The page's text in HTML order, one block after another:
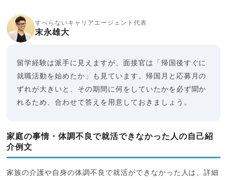
すべらないキャリアエージェント代表
末永雄大
留学経験は派手に見えますが、面接官は「帰国後すぐに
就職活動を始めたか」も見ています。帰国月と応募月の
ずれが大きいと、その期間に何をしていたかを必ず聞か
れるため、合わせて答えを用意しておきましょう。
家庭の事情・体調不良で就活できなかった人の自己紹
介例文
家族の介護や自身の体調不良で就活ができなかった人は、詳細